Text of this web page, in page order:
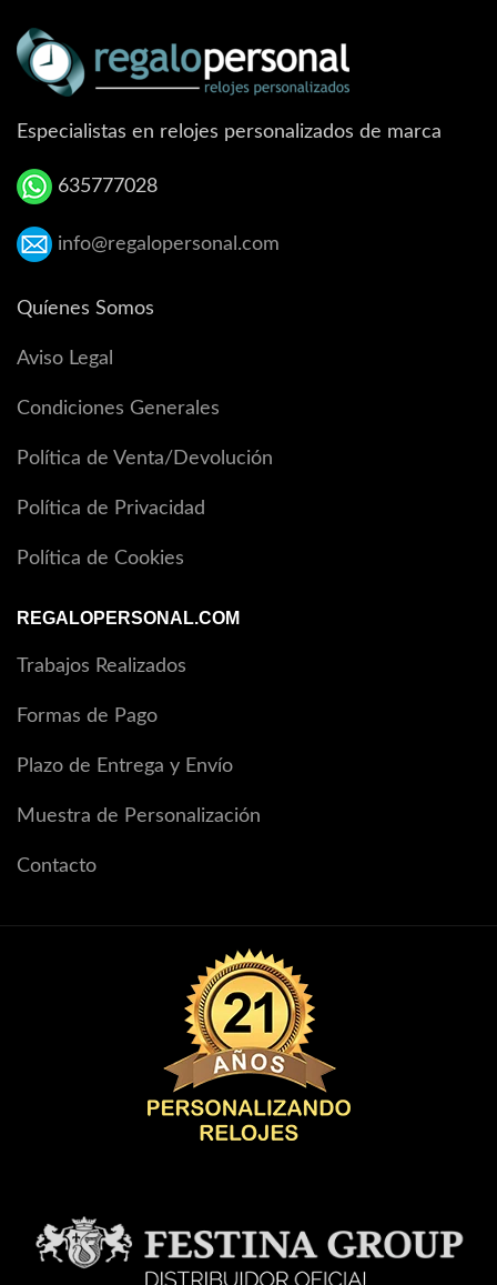
Especialistas en relojes personalizados de marca
635777028
info@regalopersonal.com
Quíenes Somos
Aviso Legal
Condiciones Generales
Política de Venta/Devolución
Política de Privacidad
Política de Cookies
REGALOPERSONAL.COM
Trabajos Realizados
Formas de Pago
Plazo de Entrega y Envío
Muestra de Personalización
Contacto